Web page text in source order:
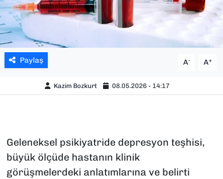
Paylaş A- A+
Kazim Bozkurt 08.05.2026 - 14:17
Geleneksel psikiyatride depresyon teşhisi,
büyük ölçüde hastanın klinik
görüşmelerdeki anlatımlarına ve belirti